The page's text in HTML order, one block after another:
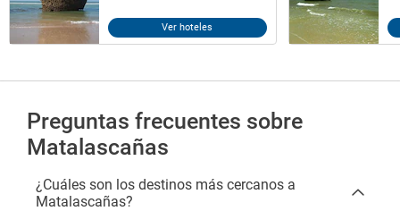
Ver hoteles
Preguntas frecuentes sobre
Matalascañas
¿Cuáles son los destinos más cercanos a
Matalascañas?